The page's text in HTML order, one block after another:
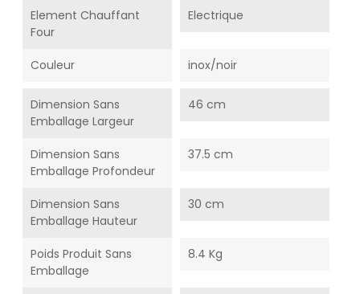
Element Chauffant
Four
Electrique
Couleur inox/noir
Dimension Sans
Emballage Largeur
46 cm
Dimension Sans
Emballage Profondeur
37.5 cm
Dimension Sans
Emballage Hauteur
30 cm
Poids Produit Sans
Emballage
8.4 Kg